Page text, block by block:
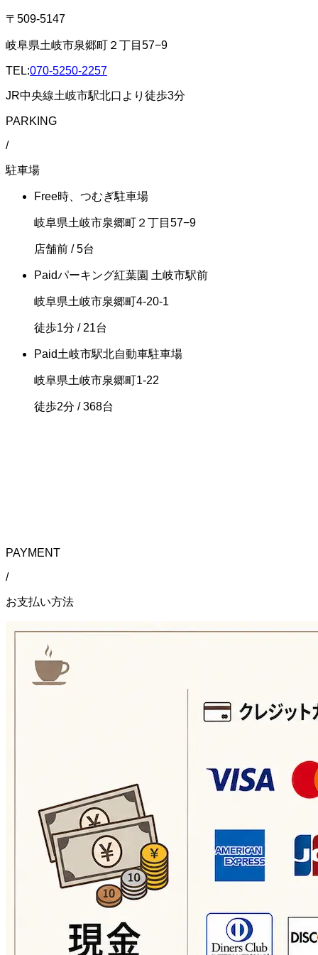
〒509-5147
岐阜県土岐市泉郷町２丁目57−9
TEL:070-5250-2257
JR中央線土岐市駅北口より徒歩3分
PARKING
/
駐車場
Free時、つむぎ駐車場
岐阜県土岐市泉郷町２丁目57−9
店舗前 / 5台
Paidパーキング紅葉園 土岐市駅前
岐阜県土岐市泉郷町4-20-1
徒歩1分 / 21台
Paid土岐市駅北自動車駐車場
岐阜県土岐市泉郷町1-22
徒歩2分 / 368台
PAYMENT
/
お支払い方法